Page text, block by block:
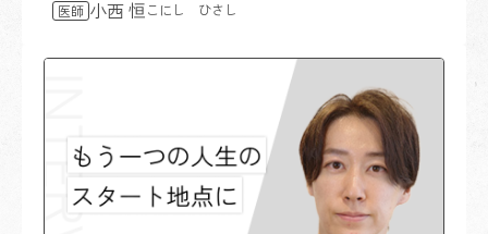
医師 小西 恒こにし ひさし